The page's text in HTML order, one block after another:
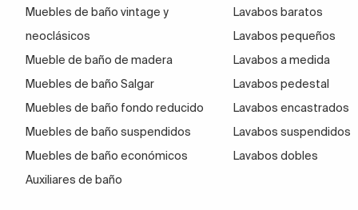
Muebles de baño vintage y
neoclásicos
Mueble de baño de madera
Muebles de baño Salgar
Muebles de baño fondo reducido
Muebles de baño suspendidos
Muebles de baño económicos
Auxiliares de baño
Lavabos baratos
Lavabos pequeños
Lavabos a medida
Lavabos pedestal
Lavabos encastrados
Lavabos suspendidos
Lavabos dobles